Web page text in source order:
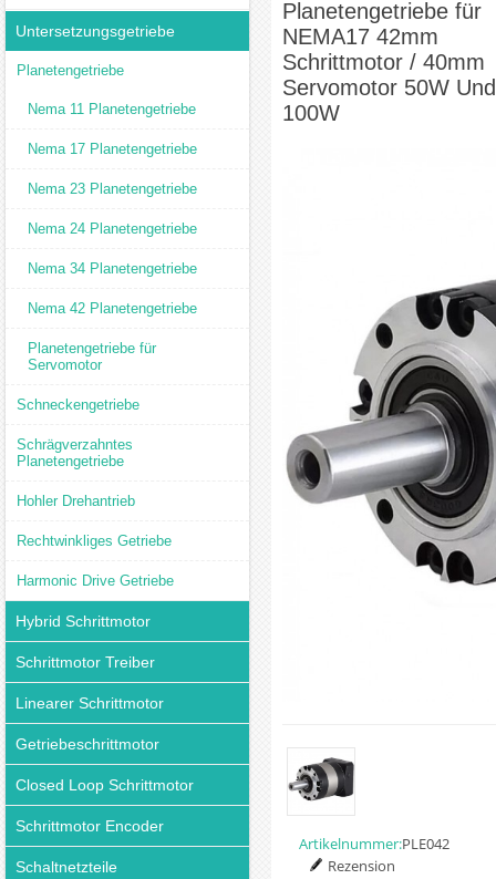
Untersetzungsgetriebe
Planetengetriebe
Nema 11 Planetengetriebe
Nema 17 Planetengetriebe
Nema 23 Planetengetriebe
Nema 24 Planetengetriebe
Nema 34 Planetengetriebe
Nema 42 Planetengetriebe
Planetengetriebe für
Servomotor
Schneckengetriebe
Schrägverzahntes
Planetengetriebe
Hohler Drehantrieb
Rechtwinkliges Getriebe
Harmonic Drive Getriebe
Hybrid Schrittmotor
Schrittmotor Treiber
Linearer Schrittmotor
Getriebeschrittmotor
Closed Loop Schrittmotor
Schrittmotor Encoder
Schaltnetzteile
Planetengetriebe für
NEMA17 42mm
Schrittmotor / 40mm
Servomotor 50W Und
100W
Artikelnummer:PLE042
Rezension